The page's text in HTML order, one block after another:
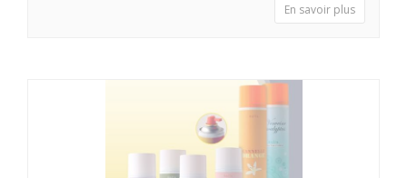
En savoir plus